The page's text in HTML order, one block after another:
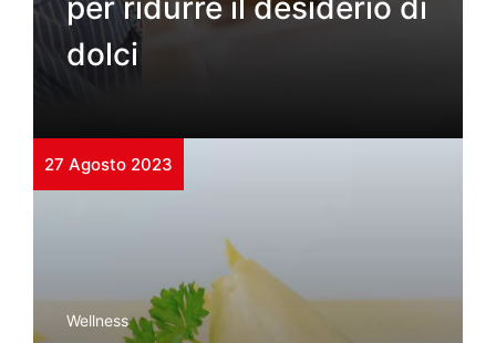
per ridurre il desiderio di
dolci
27 Agosto 2023
Wellness